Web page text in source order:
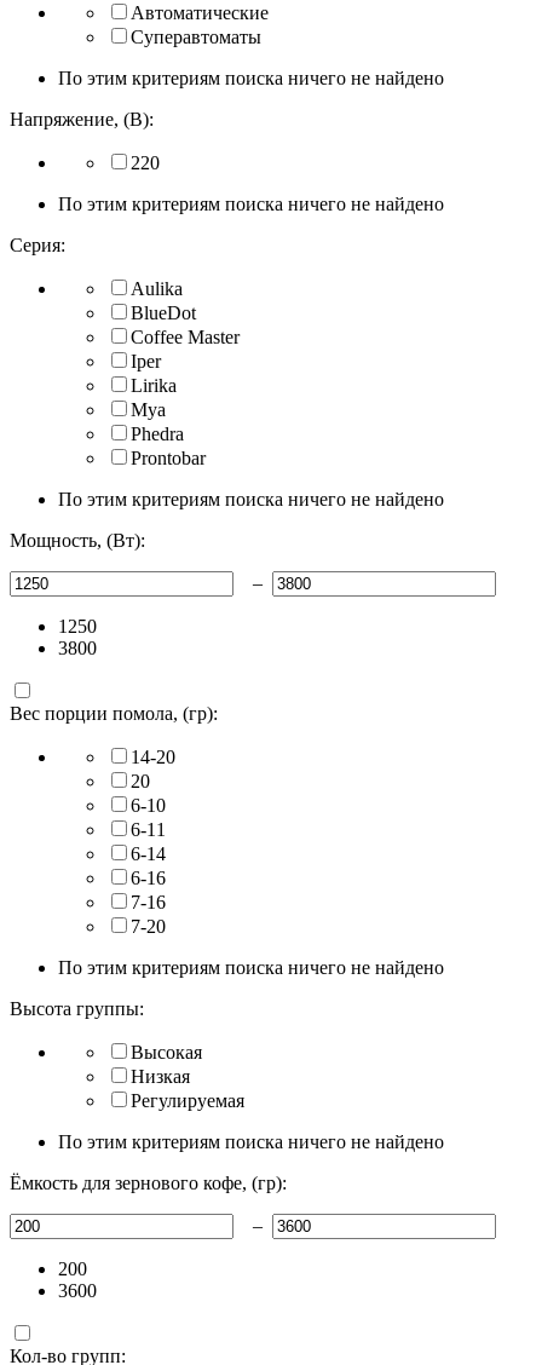
Автоматические
Суперавтоматы
По этим критериям поиска ничего не найдено
Напряжение, (В):
220
По этим критериям поиска ничего не найдено
Серия:
Aulika
BlueDot
Coffee Master
Iper
Lirika
Mya
Phedra
Prontobar
По этим критериям поиска ничего не найдено
Мощность, (Вт):
–
1250
3800
Вес порции помола, (гр):
14-20
20
6-10
6-11
6-14
6-16
7-16
7-20
По этим критериям поиска ничего не найдено
Высота группы:
Высокая
Низкая
Регулируемая
По этим критериям поиска ничего не найдено
Ёмкость для зернового кофе, (гр):
–
200
3600
Кол-во групп: